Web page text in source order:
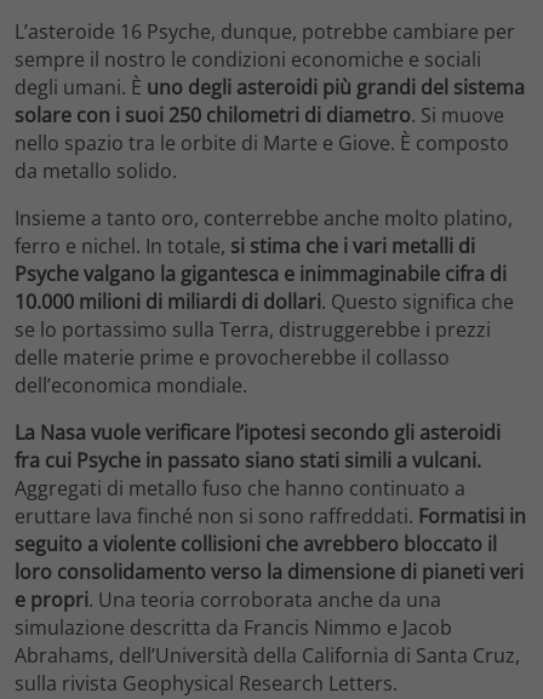
L’asteroide 16 Psyche, dunque, potrebbe cambiare per
sempre il nostro le condizioni economiche e sociali
degli umani. È uno degli asteroidi più grandi del sistema
solare con i suoi 250 chilometri di diametro. Si muove
nello spazio tra le orbite di Marte e Giove. È composto
da metallo solido.
Insieme a tanto oro, conterrebbe anche molto platino,
ferro e nichel. In totale, si stima che i vari metalli di
Psyche valgano la gigantesca e inimmaginabile cifra di
10.000 milioni di miliardi di dollari. Questo significa che
se lo portassimo sulla Terra, distruggerebbe i prezzi
delle materie prime e provocherebbe il collasso
dell’economica mondiale.
La Nasa vuole verificare l’ipotesi secondo gli asteroidi
fra cui Psyche in passato siano stati simili a vulcani.
Aggregati di metallo fuso che hanno continuato a
eruttare lava finché non si sono raffreddati. Formatisi in
seguito a violente collisioni che avrebbero bloccato il
loro consolidamento verso la dimensione di pianeti veri
e propri. Una teoria corroborata anche da una
simulazione descritta da Francis Nimmo e Jacob
Abrahams, dell’Università della California di Santa Cruz,
sulla rivista Geophysical Research Letters.